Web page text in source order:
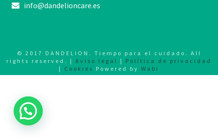
info@dandelioncare.es
© 2017 DANDELION. Tiempo para el cuidado. All
rights reserved. | Aviso legal |
Política de privacidad
|
Cookies Powered by Wabi